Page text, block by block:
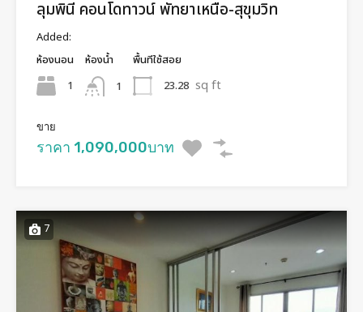
ลุมพินี คอนโดทาวน์ พัทยาเหนือ-สุขุมวิท
Added:
ห้องนอน
1
ห้องน้ำ
1
พื้นทีใช้สอย
23.28 sq ft
ขาย
ราคา 1,090,000บาท
7